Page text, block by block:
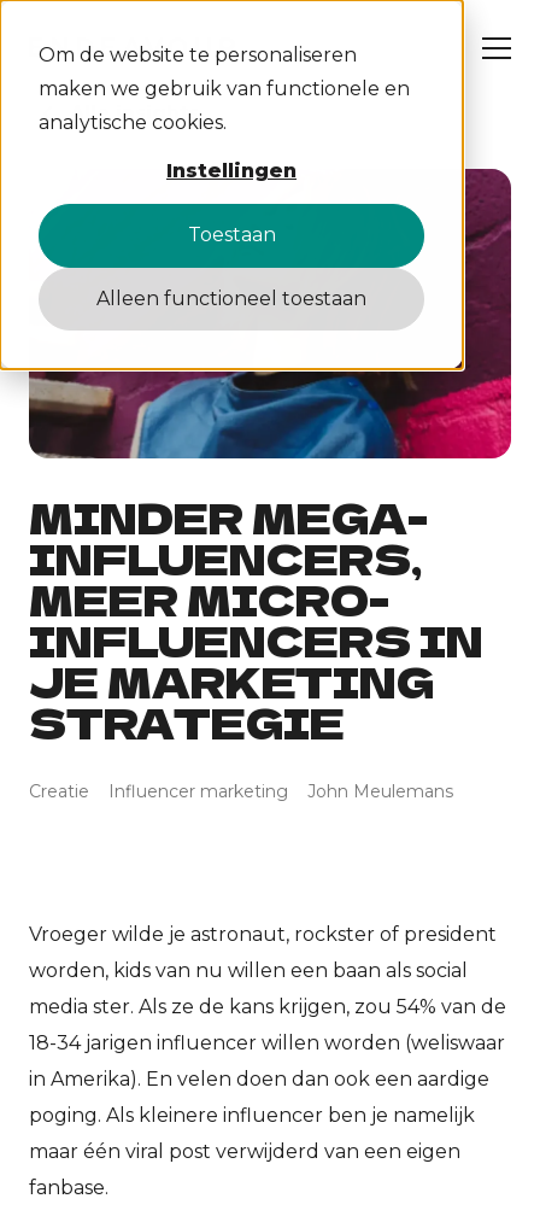
Om de website te personaliseren
maken we gebruik van functionele en
analytische cookies.
Instellingen
Toestaan
Alleen functioneel toestaan
Over ons
Alle insights
MINDER MEGA-
INFLUENCERS,
MEER MICRO-
INFLUENCERS IN
JE MARKETING
STRATEGIE
Creatie Influencer marketing John Meulemans
Vroeger wilde je astronaut, rockster of president
worden, kids van nu willen een baan als social
media ster. Als ze de kans krijgen, zou 54% van de
18-34 jarigen influencer willen worden (weliswaar
in Amerika). En velen doen dan ook een aardige
poging. Als kleinere influencer ben je namelijk
maar één viral post verwijderd van een eigen
fanbase.